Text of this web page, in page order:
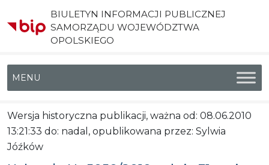
BIULETYN INFORMACJI PUBLICZNEJ
SAMORZĄDU WOJEWÓDZTWA
OPOLSKIEGO
Menu główne
Wersja historyczna publikacji, ważna od: 08.06.2010
13:21:33 do: nadal, opublikowana przez: Sylwia
Jóźków